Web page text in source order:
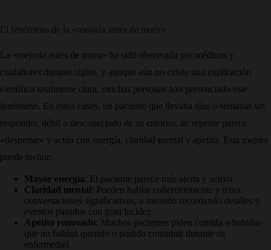
El fenómeno de la «mejoría antes de morir»
La «mejoría antes de morir» ha sido observada por médicos y
cuidadores durante siglos, y aunque aún no existe una explicación
científica totalmente clara, muchas personas han presenciado este
fenómeno. En estos casos, un paciente que llevaba días o semanas sin
responder, débil o desconectado de su entorno, de repente parece
«despertar» y actúa con energía, claridad mental y apetito. Esta mejora
puede incluir:
Mayor energía: El paciente parece más alerta y activo.
Claridad mental: Pueden hablar coherentemente y tener
conversaciones significativas, a menudo recordando detalles o
eventos pasados con gran lucidez.
Apetito renovado: Muchos pacientes piden comida o bebidas
que no habían querido o podido consumir durante su
enfermedad.